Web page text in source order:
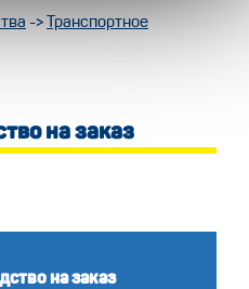
->
Транспортное
на заказ
на заказ